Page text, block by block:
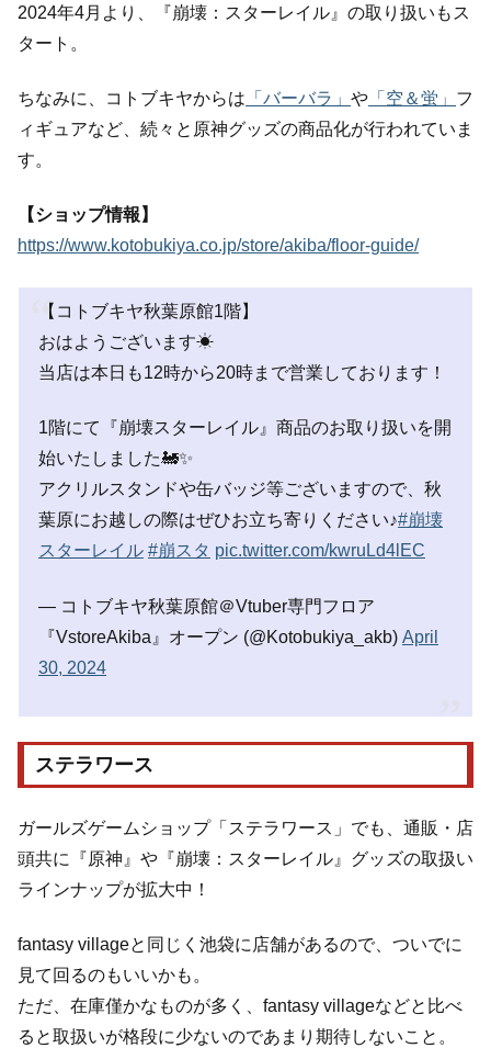
2024年4月より、『崩壊：スターレイル』の取り扱いもス
タート。
ちなみに、コトブキヤからは 「バーバラ」 や 「空＆蛍」 フ
ィギュアなど、続々と原神グッズの商品化が行われていま
す。
【ショップ情報】
https://www.kotobukiya.co.jp/store/akiba/floor-guide/
【コトブキヤ秋葉原館1階】
おはようございます☀
当店は本日も12時から20時まで営業しております！
1階にて『崩壊スターレイル』商品のお取り扱いを開
始いたしました🚂✨
アクリルスタンドや缶バッジ等ございますので、秋
葉原にお越しの際はぜひお立ち寄りください♪#崩壊
スターレイル #崩スタ pic.twitter.com/kwruLd4lEC
— コトブキヤ秋葉原館＠Vtuber専門フロア
『VstoreAkiba』オープン (@Kotobukiya_akb) April
30, 2024
ステラワース
ガールズゲームショップ「ステラワース」でも、通販・店
頭共に『原神』や『崩壊：スターレイル』グッズの取扱い
ラインナップが拡大中！
fantasy villageと同じく池袋に店舗があるので、ついでに
見て回るのもいいかも。
ただ、在庫僅かなものが多く、fantasy villageなどと比べ
ると取扱いが格段に少ないのであまり期待しないこと。